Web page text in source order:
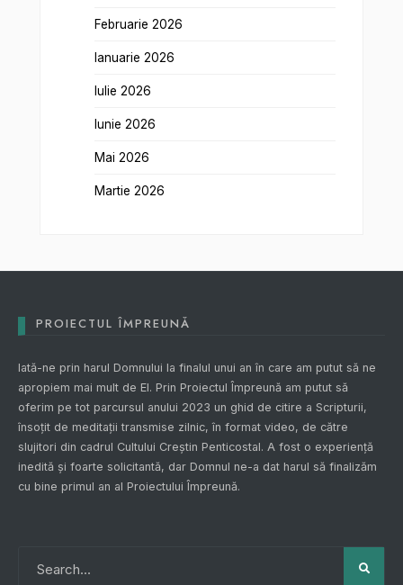
Februarie 2026
Ianuarie 2026
Iulie 2026
Iunie 2026
Mai 2026
Martie 2026
PROIECTUL ÎMPREUNĂ
Iată-ne prin harul Domnului la finalul unui an în care am putut să ne
apropiem mai mult de El. Prin Proiectul Împreună am putut să
oferim pe tot parcursul anului 2023 un ghid de citire a Scripturii,
însoțit de meditații transmise zilnic, în format video, de către
slujitori din cadrul Cultului Creștin Penticostal. A fost o experiență
inedită și foarte solicitantă, dar Domnul ne-a dat harul să finalizăm
cu bine primul an al Proiectului Împreună.